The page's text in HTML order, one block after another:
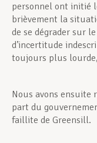
personnel ont initié
brièvement la
de se dégrader sur
d’incertitude
toujours plus
Nous avons ensuite
part du
faillite de Greensill.